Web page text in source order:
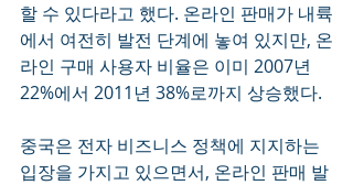
할 수 있다라고 했다. 온라인 판매가 내륙
에서 여전히 발전 단계에 놓여 있지만, 온
라인 구매 사용자 비율은 이미 2007년
22%에서 2011년 38%로까지 상승했다.
중국은 전자 비즈니스 정책에 지지하는
입장을 가지고 있으면서, 온라인 판매 발